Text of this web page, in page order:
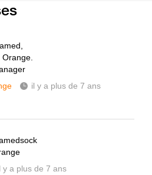
il y a plus de 7 ans
y a plus de 7 ans